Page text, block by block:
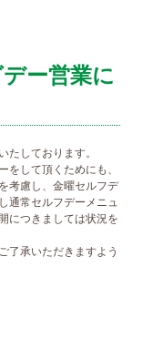
ー営業に
たしております。
をして頂くためにも、
考慮し、金曜セルフデ
通常セルフデーメニュ
につきましては状況を
了承いただきますよう